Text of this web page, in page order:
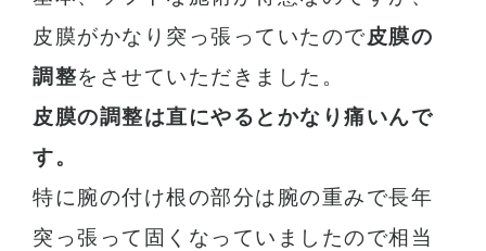
皮膜がかなり突っ張っていたので皮膜の
調整をさせていただきました。
皮膜の調整は直にやるとかなり痛いんで
す。
特に腕の付け根の部分は腕の重みで長年
突っ張って固くなっていましたので相当